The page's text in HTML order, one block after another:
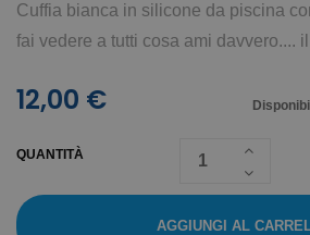
Cuffia bianca in silicone da piscina
fai vedere a tutti cosa ami davvero....
12,00 €
QUANTITÀ
AGGIUNGI AL